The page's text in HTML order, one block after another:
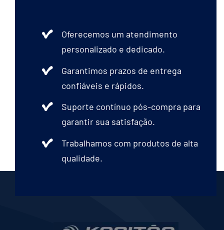
Oferecemos um atendimento
personalizado e dedicado.
Garantimos prazos de entrega
confiáveis e rápidos.
Suporte contínuo pós-compra para
garantir sua satisfação.
Trabalhamos com produtos de alta
qualidade.